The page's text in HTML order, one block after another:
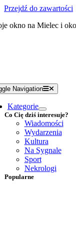
Przejdź do zawartości
okno na Mielec i
Navigation
Kategorie
Co Cię dziś interesuje?
Wiadomości
Wydarzenia
Kultura
Na Sygnale
Sport
Nekrologi
Popularne